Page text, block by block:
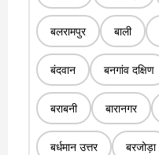
बलरामपुर बाली
बंदवान बनगांव दक्षिण
बराबनी बारानगर
बर्धमान उत्तर बरजोड़ा